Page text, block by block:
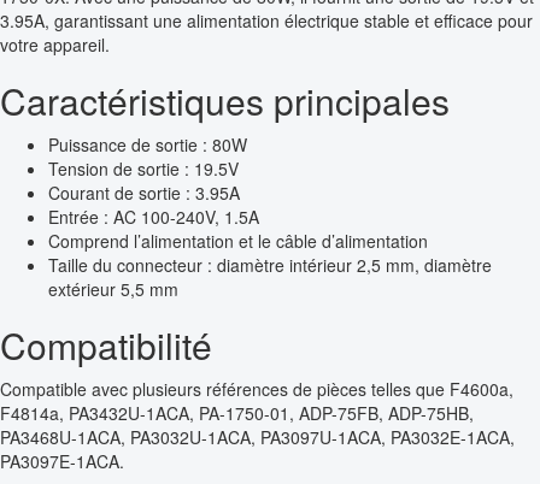
3.95A, garantissant une alimentation électrique stable et efficace pour
votre appareil.
Caractéristiques principales
Puissance de sortie : 80W
Tension de sortie : 19.5V
Courant de sortie : 3.95A
Entrée : AC 100-240V, 1.5A
Comprend l’alimentation et le câble d’alimentation
Taille du connecteur : diamètre intérieur 2,5 mm, diamètre
extérieur 5,5 mm
Compatibilité
Compatible avec plusieurs références de pièces telles que F4600a,
F4814a, PA3432U-1ACA, PA-1750-01, ADP-75FB, ADP-75HB,
PA3468U-1ACA, PA3032U-1ACA, PA3097U-1ACA, PA3032E-1ACA,
PA3097E-1ACA.